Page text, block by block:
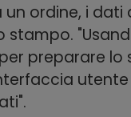
ordine, i
preparare lo